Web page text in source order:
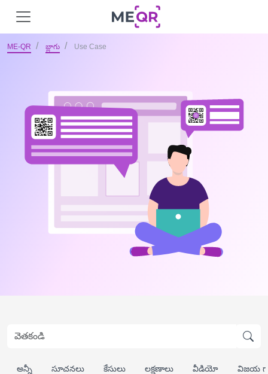
ME-QR బ్లాగు Use Case
అన్నీ సూచనలు కేసులు లక్షణాలు వీడియో విజయ